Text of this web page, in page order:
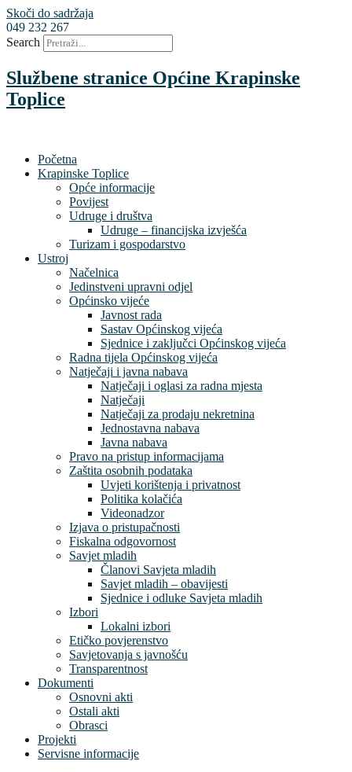
Skoči do sadržaja
049 232 267
Search
Službene stranice Općine Krapinske
Toplice
Početna
Krapinske Toplice
Opće informacije
Povijest
Udruge i društva
Udruge – financijska izvješća
Turizam i gospodarstvo
Ustroj
Načelnica
Jedinstveni upravni odjel
Općinsko vijeće
Javnost rada
Sastav Općinskog vijeća
Sjednice i zaključci Općinskog vijeća
Radna tijela Općinskog vijeća
Natječaji i javna nabava
Natječaji i oglasi za radna mjesta
Natječaji
Natječaji za prodaju nekretnina
Jednostavna nabava
Javna nabava
Pravo na pristup informacijama
Zaštita osobnih podataka
Uvjeti korištenja i privatnost
Politika kolačića
Videonadzor
Izjava o pristupačnosti
Fiskalna odgovornost
Savjet mladih
Članovi Savjeta mladih
Savjet mladih – obavijesti
Sjednice i odluke Savjeta mladih
Izbori
Lokalni izbori
Etičko povjerenstvo
Savjetovanja s javnošću
Transparentnost
Dokumenti
Osnovni akti
Ostali akti
Obrasci
Projekti
Servisne informacije